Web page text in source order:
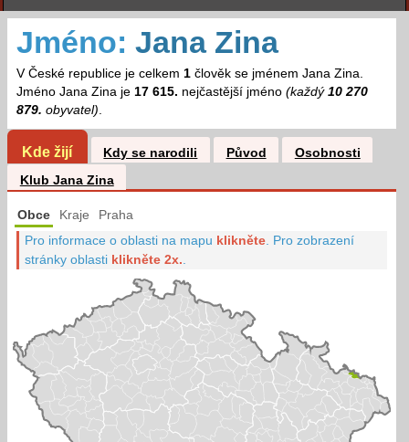
Jméno: Jana Zina
V České republice je celkem 1člověk se jménem Jana Zina.
Jméno Jana Zina je 17 615. nejčastější jméno (každý 10 270
879. obyvatel).
Kde žijí Kdy se narodili Původ
Osobnosti
Klub Jana Zina
Obce Kraje Praha
Pro informace o oblasti na mapu klikněte Pro zobrazení
stránky oblasti klikněte 2x.